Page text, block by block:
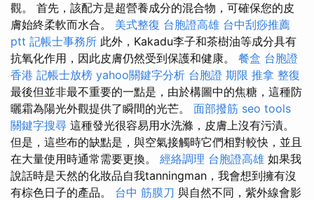
觀。 首先，該配方是超營養成分的混合物，可確保您的皮
膚始終柔軟而水合。 美式整復 台胞證高雄 台中刮痧推薦
ptt 記帳士事務所 此外，Kakadu李子和茶樹油等成分具有
抗氧化作用，因此皮膚仍然受到保護和健康。 餐盒 台胞證
香港 記帳士放榜 yahoo關鍵字分析 台胞證 期限 推拿 整復
最後但並非最不重要的一點是，由於構圖中的焦糖，這種防
曬霜為陽光外觀提供了瞬間的光芒。 面部撥筋 seo tools
關鍵字搜尋 這種發光很容易用水洗滌，皮膚上沒有污漬。
但是，這些布的缺點是，與空氣接觸時它們相對較快，並且
在大量使用時通常需要更換。 經絡調理 台胞證高雄 如果我
說話時是天然的化妝品自我tanningman，我會想到擁有沒
有棕色日子的產品。 台中 筋膜刀 與自然不同，紫外線會影